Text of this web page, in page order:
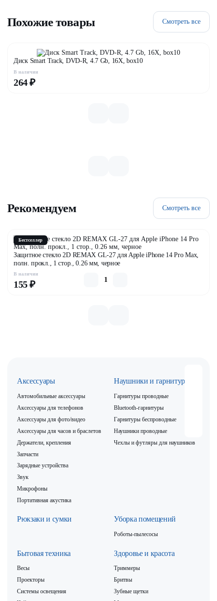
Похожие товары Смотреть все
Диск Smart Track, DVD-R, 4.7 Gb, 16X, box10
В наличии
264 ₽
Рекомендуем Смотреть все
Бестселлер
Защитное стекло 2D REMAX GL-27 для Apple iPhone 14 Pro Max,
полн. прокл., 1 стор., 0.26 мм, черное
В наличии
155 ₽
Аксессуары
Автомобильные аксессуары
Аксессуары для телефонов
Аксессуары для фото/видео
Аксессуары для часов и браслетов
Держатели, крепления
Запчасти
Зарядные устройства
Звук
Микрофоны
Портативная акустика
Наушники и гарнитуры
Гарнитуры проводные
Bluetooth-гарнитуры
Гарнитуры беспроводные
Наушники проводные
Чехлы и футляры для наушников
Рюкзаки и сумки Уборка помещений
Роботы-пылесосы
Бытовая техника
Весы
Проекторы
Системы освещения
Здоровье и красота
Триммеры
Бритвы
Зубные щетки